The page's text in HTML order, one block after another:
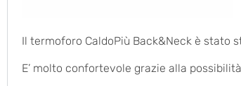
Il termoforo CaldoPiù Back&Neck è stato
E’ molto confortevole grazie alla